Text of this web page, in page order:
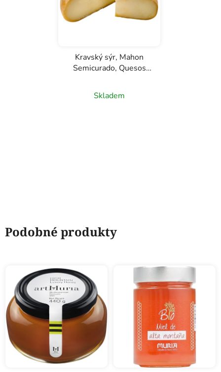
Kravský sýr, Mahon
Semicurado, Quesos
Skladem
Podobné produkty